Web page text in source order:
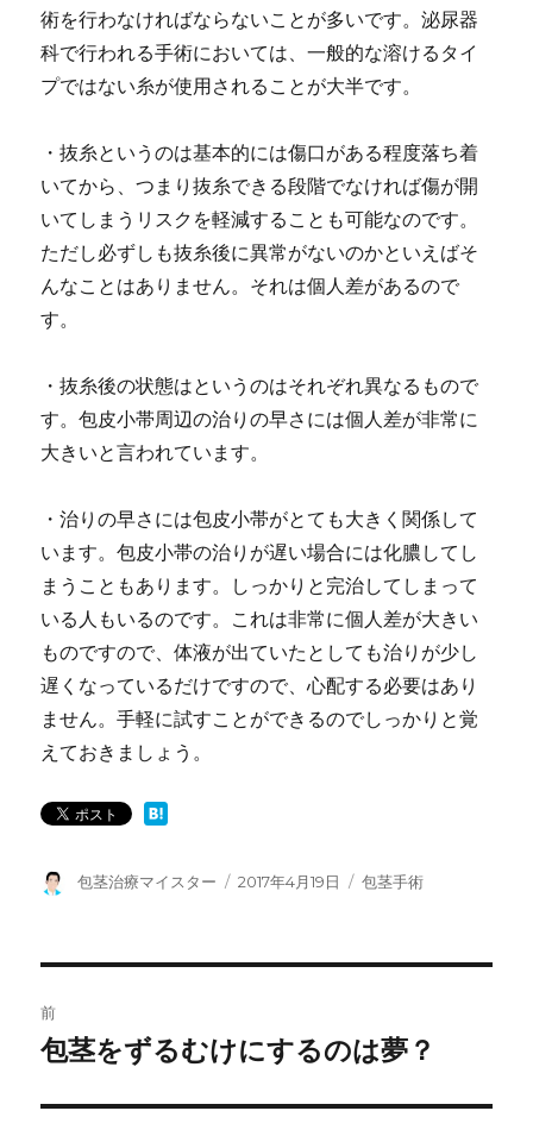
術を行わなければならないことが多いです。泌尿器
科で行われる手術においては、一般的な溶けるタイ
プではない糸が使用されることが大半です。
・抜糸というのは基本的には傷口がある程度落ち着
いてから、つまり抜糸できる段階でなければ傷が開
いてしまうリスクを軽減することも可能なのです。
ただし必ずしも抜糸後に異常がないのかといえばそ
んなことはありません。 それは個人差があるので
す。
・抜糸後の状態はというのはそれぞれ異なるもので
す。包皮小帯周辺の治りの早さには個人差が非常に
大きいと言われています。
・治りの早さには包皮小帯がとても大きく関係して
います。包皮小帯の治りが遅い場合には化膿してし
まうこともあります。しっかりと完治してしまって
いる人もいるのです。 これは非常に個人差が大きい
ものですので、体液が出ていたとしても治りが少し
遅くなっているだけですので、心配する必要はあり
ません。手軽に試すことができるのでしっかりと覚
えておきましょう。
投
包茎治療マイスター
投
2017年4月19日
カ
包茎手術
稿
前
前
投
包茎をずるむけにするのは夢？